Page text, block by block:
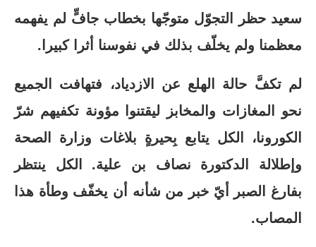
سعيد حظر التجوّل متوجّها بخطاب جافٍّ لم يفهمه
معظمنا ولم يخلّف بذلك في نفوسنا أثرا كبيرا.
لم تكفَّ حالة الهلع عن الازدياد، فتهافت الجميع
نحو المغازات والمخابز ليقتنوا مؤونة تكفيهم شرّ
الكورونا، الكل يتابع بِحيرةٍ بلاغات وزارة الصحة
وإطلالة الدكتورة نصاف بن علية. الكل ينتظر
بفارغ الصبر أيّ خبر من شأنه أن يخفّف وطأة هذا
المصاب.